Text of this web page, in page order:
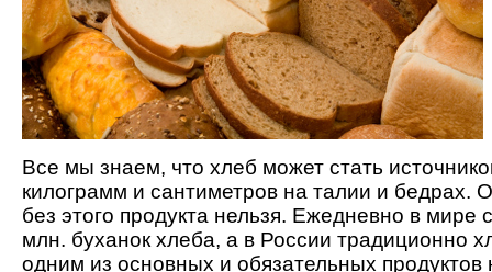
Все мы знаем, что хлеб может стать
килограмм и сантиметров на талии и бедрах.
без этого продукта нельзя. Ежедневно в мире
млн. буханок хлеба, а в России традиционно
одним из основных и обязательных продуктов